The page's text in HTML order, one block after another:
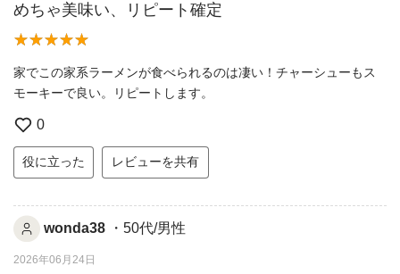
めちゃ美味い、リピート確定
家でこの家系ラーメンが食べられるのは凄い！チャーシューもス
モーキーで良い。リピートします。
0
役に立った レビューを共有
wonda38 ・50代/男性
2026年06月24日